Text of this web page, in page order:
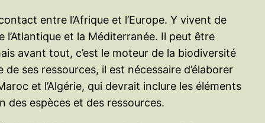
entre l’Afrique et l’Europe. Y vivent de
et la Méditerranée. Il peut être
avant tout, c’est le moteur de la biodiversité
ses ressources, il est nécessaire d’élaborer
et l’Algérie, qui devrait inclure les éléments
des espèces et des ressources.